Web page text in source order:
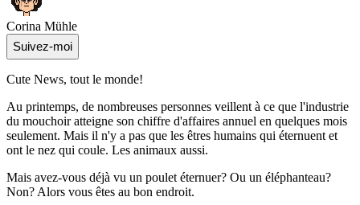
Corina Mühle
Suivez-moi
Cute News, tout le monde!
Au printemps, de nombreuses personnes veillent à ce que l'industrie
du mouchoir atteigne son chiffre d'affaires annuel en quelques mois
seulement. Mais il n'y a pas que les êtres humains qui éternuent et
ont le nez qui coule. Les animaux aussi.
Mais avez-vous déjà vu un poulet éternuer? Ou un éléphanteau?
Non? Alors vous êtes au bon endroit.